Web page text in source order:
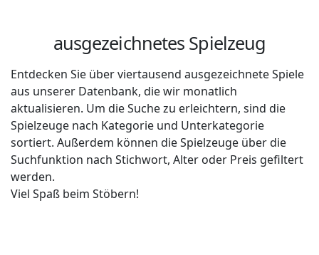
ausgezeichnetes Spielzeug
Entdecken Sie über viertausend ausgezeichnete Spiele
aus unserer Datenbank, die wir monatlich
aktualisieren. Um die Suche zu erleichtern, sind die
Spielzeuge nach Kategorie und Unterkategorie
sortiert. Außerdem können die Spielzeuge über die
Suchfunktion nach Stichwort, Alter oder Preis gefiltert
werden.
Viel Spaß beim Stöbern!